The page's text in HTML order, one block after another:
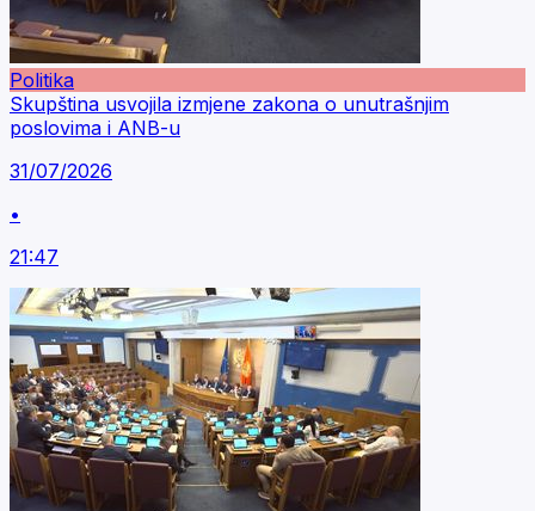
Politika
Skupština usvojila izmjene zakona o unutrašnjim
poslovima i ANB-u
31/07/2026
•
21:47